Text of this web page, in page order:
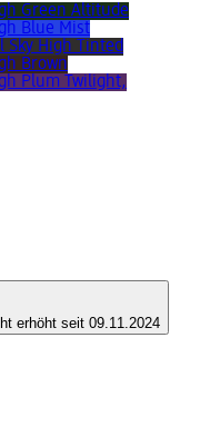
Green Altitude
Blue Mist
Sky High Tinted
Brown
Plum Twilight,
erhöht seit 09.11.2024